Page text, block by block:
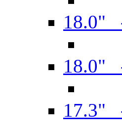
18.0"
18.0"
17.3"